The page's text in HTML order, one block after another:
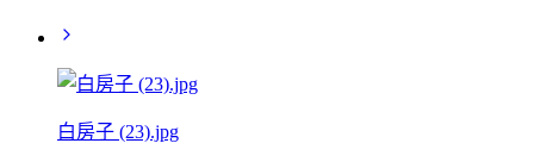
白房子 (23).jpg